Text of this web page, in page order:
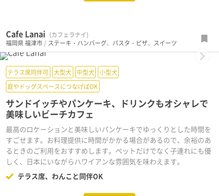
Cafe Lanai (カフェラナイ)
福岡県福津市 / ステーキ・ハンバーグ、 パスタ・ピザ、 スイーツ
Next
テラス席同伴可 大型犬 中型犬
小型犬
庭やドッグスペースにつなげばOK
サンドイッチやパンケーキ、ドリンクもオシャレで
美味しいビーチカフェ
最高のロケーションと美味しいパンケーキでゆっくりとした時間を
すごせます。お料理提供に時間がかかる場合があるので、余裕のあ
るときのご利用をおすすめします。ペットだけでなく子連れにも優
しく、日本にいながらハワイアンな雰囲気を味わえます。
テラス席、わんこと同伴OK